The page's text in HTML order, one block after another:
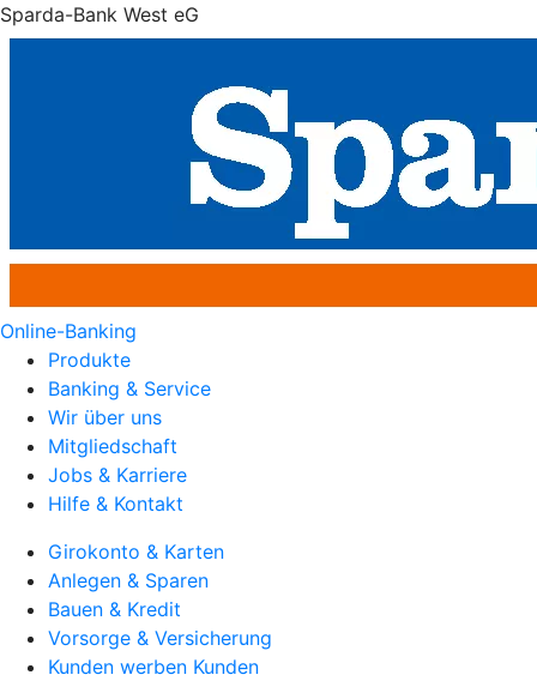
Sparda-Bank West eG
Online-Banking
Produkte
Banking & Service
Wir über uns
Mitgliedschaft
Jobs & Karriere
Hilfe & Kontakt
Girokonto & Karten
Anlegen & Sparen
Bauen & Kredit
Vorsorge & Versicherung
Kunden werben Kunden